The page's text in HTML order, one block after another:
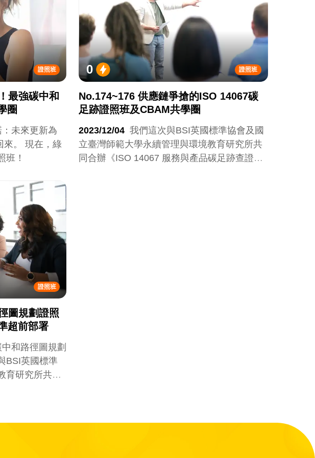
證照班
最強碳中和
圈
未來更新為
來。 現在，綠
班！
證照班
0
No.174~176 供應鏈爭搶的ISO 14067碳
足跡證照班及CBAM共學圈
2023/12/04 我們這次與BSI英國標準協會及國
立臺灣師範大學永續管理與環境教育研究所共
同合辦《ISO 14067 服務與產品碳足跡查證：
證照班
圖規劃證照
超前部署
和路徑圖規劃
BSI英國標準
育研究所共同